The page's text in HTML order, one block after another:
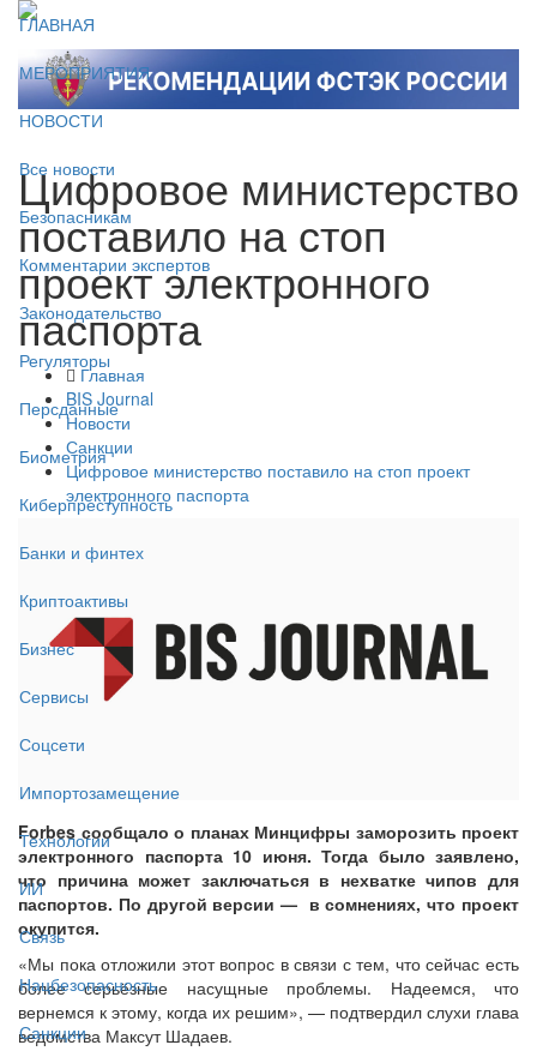
ГЛАВНАЯ
МЕРОПРИЯТИЯ
НОВОСТИ
Все новости
Безопасникам
Комментарии экспертов
Законодательство
Регуляторы
Персданные
Биометрия
Киберпреступность
Банки и финтех
Криптоактивы
Бизнес
Сервисы
Соцсети
Импортозамещение
Технологии
ИИ
Связь
Нацбезопасность
Санкции
Цифровое министерство
поставило на стоп
проект электронного
паспорта
Главная
BIS Journal
Новости
Санкции
Цифровое министерство поставило на стоп проект
электронного паспорта
Forbes сообщало о планах Минцифры заморозить проект
электронного паспорта 10 июня. Тогда было заявлено,
что причина может заключаться в нехватке чипов для
паспортов. По другой версии — в сомнениях, что проект
окупится.
«Мы пока отложили этот вопрос в связи с тем, что сейчас есть
более серьёзные насущные проблемы. Надеемся, что
вернемся к этому, когда их решим», — подтвердил слухи глава
ведомства Максут Шадаев.